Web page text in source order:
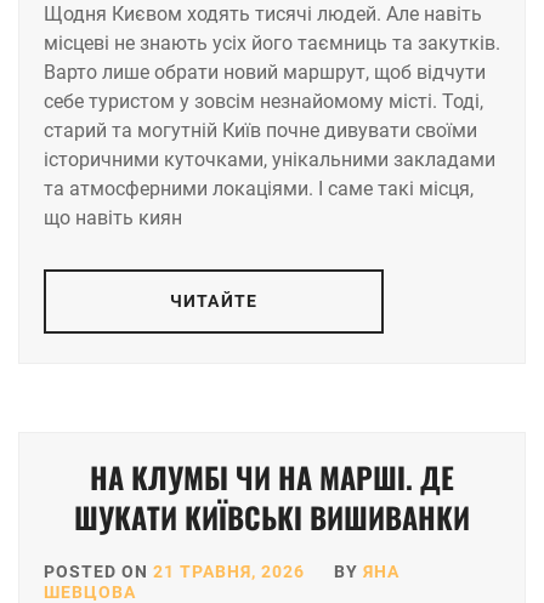
Щодня Києвом ходять тисячі людей. Але навіть
місцеві не знають усіх його таємниць та закутків.
Варто лише обрати новий маршрут, щоб відчути
себе туристом у зовсім незнайомому місті. Тоді,
старий та могутній Київ почне дивувати своїми
історичними куточками, унікальними закладами
та атмосферними локаціями. І саме такі місця,
що навіть киян
ЧИТАЙТЕ
НА КЛУМБІ ЧИ НА МАРШІ. ДЕ
ШУКАТИ КИЇВСЬКІ ВИШИВАНКИ
POSTED ON 21 ТРАВНЯ, 2026 BY ЯНА
ШЕВЦОВА